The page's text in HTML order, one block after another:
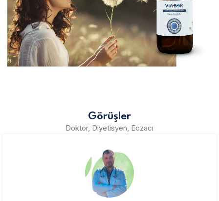
Görüşler
Doktor, Diyetisyen, Eczacı